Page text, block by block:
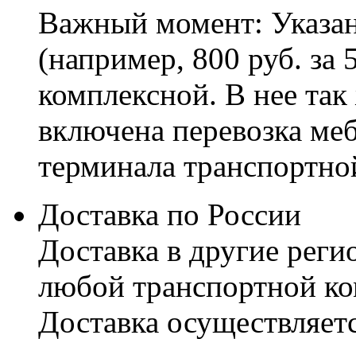
Важный момент:
(например, 800 руб. за
комплексной. В нее
включена перевозка
терминала
Доставка по России
Доставка в другие
любой транспортной
Доставка